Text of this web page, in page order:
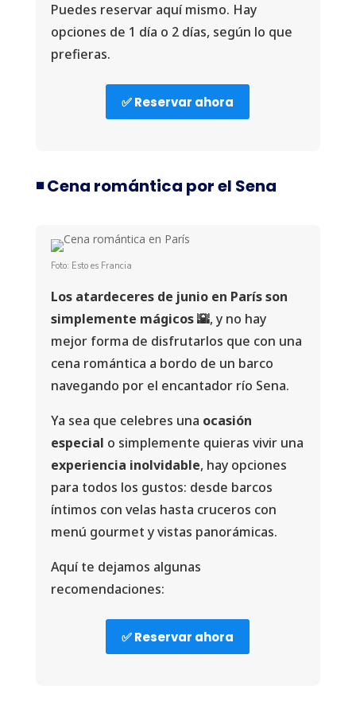
Puedes reservar aquí mismo. Hay
opciones de 1 día o 2 días, según lo que
prefieras.
✅ Reservar ahora
◾️ Cena romántica por el Sena
Foto: Esto es Francia
Los atardeceres de junio en París son
simplemente mágicos 🌇, y no hay
mejor forma de disfrutarlos que con una
cena romántica a bordo de un barco
navegando por el encantador río Sena.
Ya sea que celebres una ocasión
especial o simplemente quieras vivir una
experiencia inolvidable, hay opciones
para todos los gustos: desde barcos
íntimos con velas hasta cruceros con
menú gourmet y vistas panorámicas.
Aquí te dejamos algunas
recomendaciones:
✅ Reservar ahora